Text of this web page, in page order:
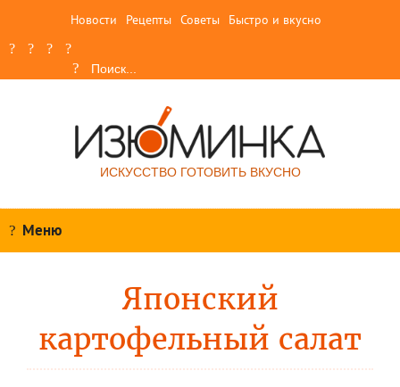
Новости Рецепты Советы Быстро и вкусно
ИСКУССТВО ГОТОВИТЬ ВКУСНО
Меню
Японский
картофельный салат